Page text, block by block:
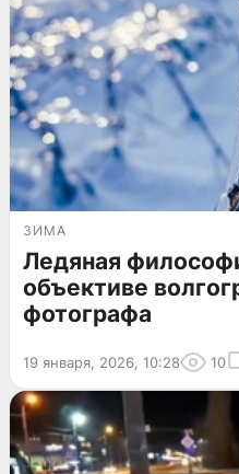
ЗИМА
Ледяная
объективе
фотографа
19 января, 2026, 10:28 10